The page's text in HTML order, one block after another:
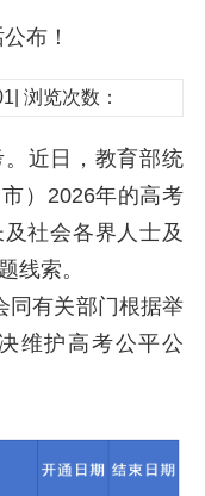
布！
浏览次数：
近日，教育部统
）2026年的高考
社会各界人士及
线索。
同有关部门根据举
维护高考公平公